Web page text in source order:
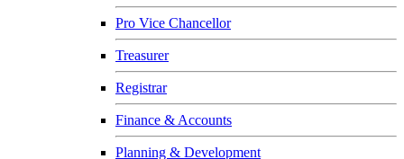
Pro Vice Chancellor
Treasurer
Registrar
Finance & Accounts
Planning & Development